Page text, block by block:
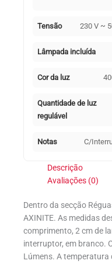
Tensão 230 V ~
Lâmpada incluída
Cor da luz
Quantidade de luz
regulável
Notas C/
Descrição
Avaliações (0)
Dentro da secção
AXINITE. As medidas
comprimento, 2 cm de
interruptor, em branco.
Lúmens. A temperatura